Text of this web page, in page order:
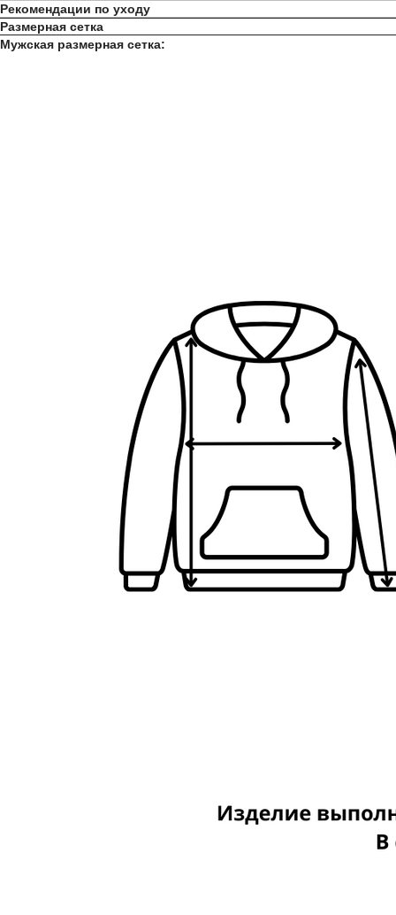
Рекомендации по уходу
Размерная сетка
Мужская размерная сетка: